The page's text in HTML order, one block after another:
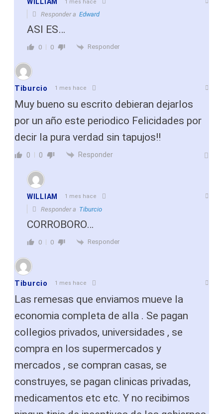
1 mes hace
Responder a Edward
ASI ES…
0 0 Responder
Tiburcio 1 mes hace
Muy bueno su escrito debieran dejarlos
por un año este periodico Felicidades por
decir la pura verdad sin tapujos!!
0 0 Responder
WILLIAM 1 mes hace
Responder a Tiburcio
CORROBORO…
0 0 Responder
Tiburcio 1 mes hace
Las remesas que enviamos mueve la
economia completa de alla . Se pagan
collegios privados, universidades , se
compra en los supermercados y
mercados , se compran casas, se
construyes, se pagan clinicas privadas,
medicamentos etc etc. Y no recibimos